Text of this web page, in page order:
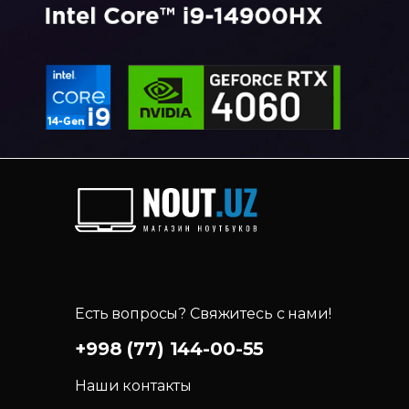
Есть вопросы? Свяжитесь с нами!
+998 (77) 144-00-55
Наши контакты